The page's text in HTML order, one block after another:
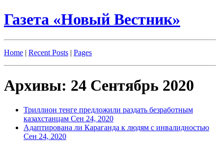
Газета «Новый Вестник»
Home | Recent Posts | Pages
Архивы: 24 Сентябрь 2020
Триллион тенге предложили раздать безработным
казахстанцам Сен 24, 2020
Адаптирована ли Караганда к людям с инвалидностью
Сен 24, 2020